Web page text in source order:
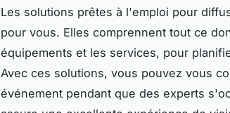
Les solutions prêtes à l'emploi pour
pour vous. Elles comprennent tout ce
équipements et les services, pour
Avec ces solutions, vous pouvez vous
événement pendant que des experts